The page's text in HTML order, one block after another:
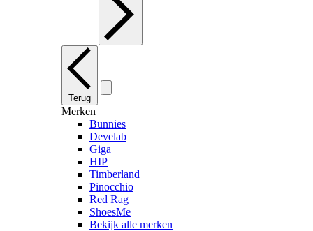
Terug
Merken
Bunnies
Develab
Giga
HIP
Timberland
Pinocchio
Red Rag
ShoesMe
Bekijk alle merken